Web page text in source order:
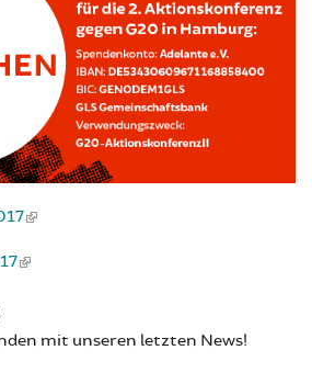
mit unseren letzten News!